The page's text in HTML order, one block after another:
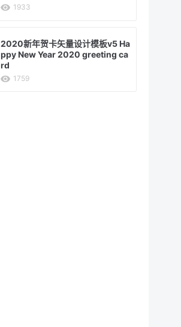
1933
2020新年贺卡矢量设计模板v5 Ha
ppy New Year 2020 greeting ca
rd
1759